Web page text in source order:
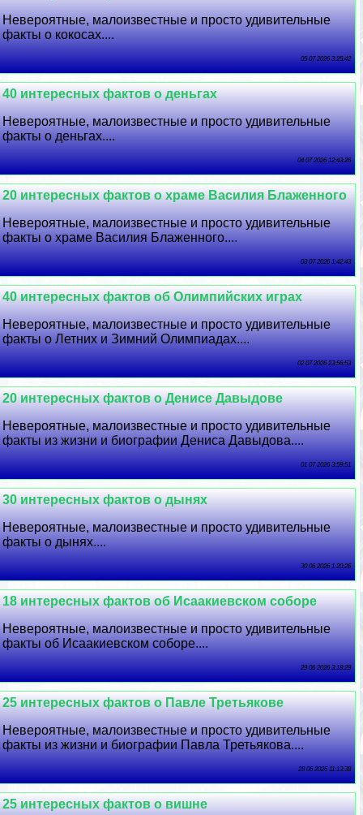
Невероятные, малоизвестные и просто удивительные
факты о кокосах....
05 07 2026 3:25:42
40 интересных фактов о деньгах
Невероятные, малоизвестные и просто удивительные
факты о деньгах....
04 07 2026 12:43:26
20 интересных фактов о храме Василия Блаженного
Невероятные, малоизвестные и просто удивительные
факты о храме Василия Блаженного....
03 07 2026 1:42:43
40 интересных фактов об Олимпийских играх
Невероятные, малоизвестные и просто удивительные
факты о Летних и Зимний Олимпиадах....
02 07 2026 23:56:53
20 интересных фактов о Денисе Давыдове
Невероятные, малоизвестные и просто удивительные
факты из жизни и биографии Дениса Давыдова....
01 07 2026 3:59:51
30 интересных фактов о дынях
Невероятные, малоизвестные и просто удивительные
факты о дынях....
30 06 2026 1:20:26
18 интересных фактов об Исаакиевском соборе
Невероятные, малоизвестные и просто удивительные
факты об Исаакиевском соборе....
29 06 2026 3:18:29
25 интересных фактов о Павле Третьякове
Невероятные, малоизвестные и просто удивительные
факты из жизни и биографии Павла Третьякова....
28 06 2026 11:13:38
25 интересных фактов о вишне